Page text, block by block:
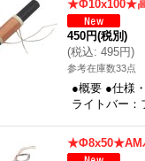
★Φ10x100★
450円(税別)
(税込: 495円)
参考在庫数33点
●概要 ●仕様
ライトバー
★Φ8x50★AM